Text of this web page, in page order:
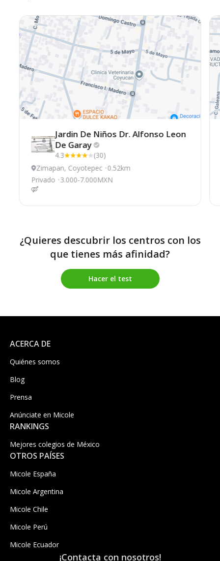
Jardin De Niños Dr. Alfonso Leon
De Garay
4.3
(30)
Zimapan, Coyotepec 0.52km
Privado
3.000-7.000MXN
¿Quieres descubrir los centros con los
que tienes más afinidad?
Hacer el test
ACERCA DE
Quiénes somos
Blog
Prensa
Anúnciate en Micole
RANKINGS
Mejores colegios de México
OTROS PAÍSES
Micole España
Micole Argentina
Micole Chile
Micole Perú
Micole Ecuador
¡Contacta con nosotros!